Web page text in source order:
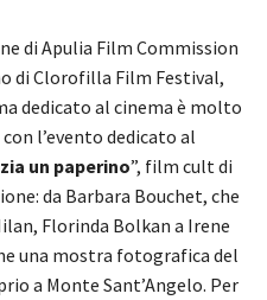
di Apulia Film Commission
di Clorofilla Film Festival,
dedicato al cinema è molto
l’evento dedicato al
un paperino”, film cult di
da Barbara Bouchet, che
Florinda Bolkan a Irene
una mostra fotografica del
a Monte Sant’Angelo. Per